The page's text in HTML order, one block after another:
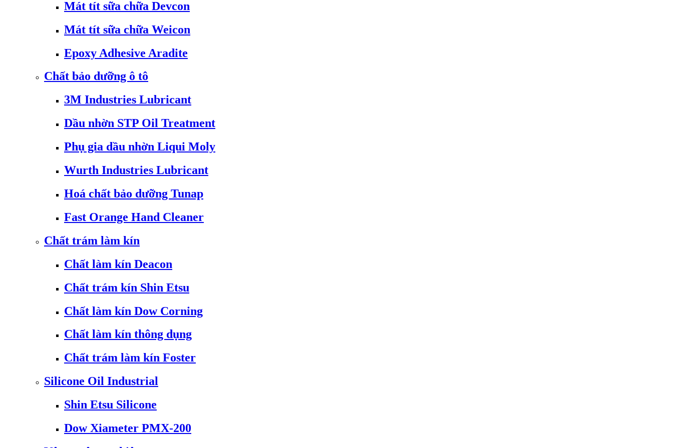
Mát tít sữa chữa Devcon
Mát tít sữa chữa Weicon
Epoxy Adhesive Aradite
Chất bảo dưỡng ô tô
3M Industries Lubricant
Dầu nhờn STP Oil Treatment
Phụ gia dầu nhờn Liqui Moly
Wurth Industries Lubricant
Hoá chất bảo dưỡng Tunap
Fast Orange Hand Cleaner
Chất trám làm kín
Chất làm kín Deacon
Chất trám kín Shin Etsu
Chất làm kín Dow Corning
Chất làm kín thông dụng
Chất trám làm kín Foster
Silicone Oil Industrial
Shin Etsu Silicone
Dow Xiameter PMX-200